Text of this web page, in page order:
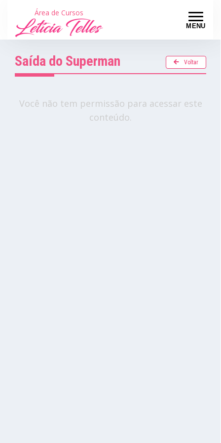
MENU
Área de Cursos
Saída do Superman Voltar
Você não tem permissão para acessar este
conteúdo.